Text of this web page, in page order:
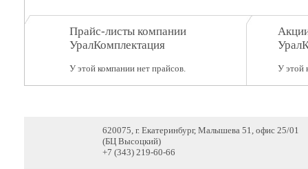
Прайс-листы компании
УралКомплектация
У этой компании нет прайсов. У этой
620075, г. Екатеринбург, Малышева 51, офис 25/01
(БЦ Высоцкий)
+7 (343) 219-60-66